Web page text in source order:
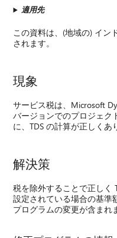
適用先
この資料は、(地域の) イン
されます。
現象
サービス税は、Microsoft
バージョンでのプロジェク
に、TDS の計算が正しくあ
解決策
税を除外することで正しく
設定されている場合の基準
プログラムの変更が含まれ